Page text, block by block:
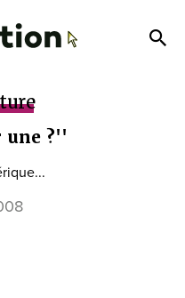
une ?''